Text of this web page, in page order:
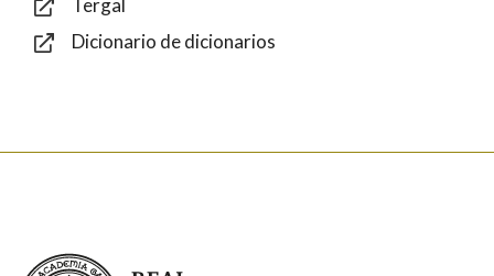
Tergal
Dicionario de dicionarios
Real Academia Galega